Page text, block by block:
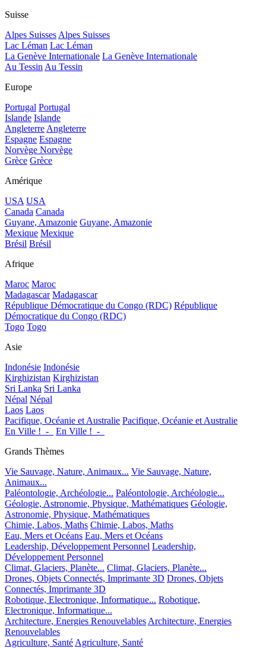
Suisse
Alpes Suisses Alpes Suisses
Lac Léman Lac Léman
La Genève Internationale La Genève Internationale
Au Tessin Au Tessin
Europe
Portugal Portugal
Islande Islande
Angleterre Angleterre
Espagne Espagne
Norvège Norvège
Grèce Grèce
Amérique
USA USA
Canada Canada
Guyane, Amazonie Guyane, Amazonie
Mexique Mexique
Brésil Brésil
Afrique
Maroc Maroc
Madagascar Madagascar
République Démocratique du Congo (RDC) République
Démocratique du Congo (RDC)
Togo Togo
Asie
Indonésie Indonésie
Kirghizistan Kirghizistan
Sri Lanka Sri Lanka
Népal Népal
Laos Laos
Pacifique, Océanie et Australie Pacifique, Océanie et Australie
En Ville !_-_
En Ville !_-_
Grands Thèmes
Vie Sauvage, Nature, Animaux... Vie Sauvage, Nature,
Animaux...
Paléontologie, Archéologie... Paléontologie, Archéologie...
Géologie, Astronomie, Physique, Mathématiques Géologie,
Astronomie, Physique, Mathématiques
Chimie, Labos, Maths Chimie, Labos, Maths
Eau, Mers et Océans Eau, Mers et Océans
Leadership, Développement Personnel Leadership,
Développement Personnel
Climat, Glaciers, Planète... Climat, Glaciers, Planète...
Drones, Objets Connectés, Imprimante 3D Drones, Objets
Connectés, Imprimante 3D
Robotique, Electronique, Informatique... Robotique,
Electronique, Informatique...
Architecture, Energies Renouvelables Architecture, Energies
Renouvelables
Agriculture, Santé Agriculture, Santé